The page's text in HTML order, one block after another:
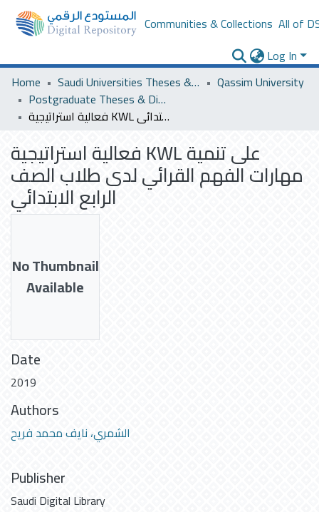
Communities & Collections All of
Log In
Home
Saudi Universities Theses & Dissertations
Qassim University
Postgraduate Theses & Dissertations
فعالية استراتيجية KWL على تنمية مهارات الفهم القرائي لدى طلاب الصف الرابع الابتدائي
فعالية استراتيجية KWL على تنمية
مهارات الفهم القرائي لدى طلاب الصف
الرابع الابتدائي
No Thumbnail
Available
Date
2019
Authors
الشمري، نايف محمد فريح
Publisher
Saudi Digital Library